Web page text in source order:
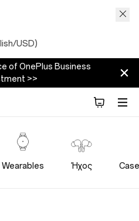
USD)
of OnePlus Business
>>
Wearables Ήχος